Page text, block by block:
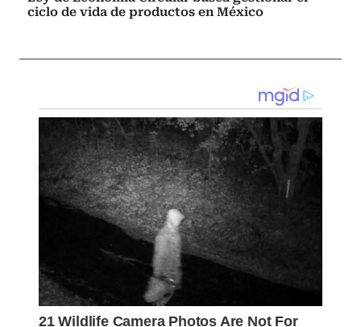
ciclo de vida de productos en México